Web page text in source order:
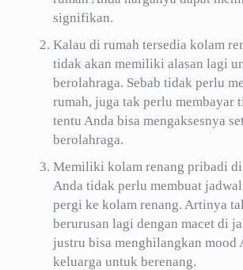
signifikan.
Kalau di rumah tersedia kolam
tidak akan memiliki alasan lagi
berolahraga. Sebab tidak perlu
rumah, juga tak perlu membayar
tentu Anda bisa mengaksesnya
berolahraga.
Memiliki kolam renang pribadi
Anda tidak perlu membuat
pergi ke kolam renang. Artinya
berurusan lagi dengan macet di
justru bisa menghilangkan mood
keluarga untuk berenang.